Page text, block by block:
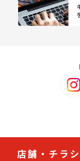
店舗・チラシ